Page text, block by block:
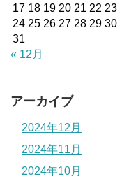
17 18 19 20 21 22 23
24 25 26 27 28 29 30
31
« 12月
アーカイブ
2024年12月
2024年11月
2024年10月